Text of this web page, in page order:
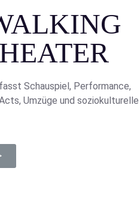
Schauspiel, Performance,
Umzüge und soziokulturelle